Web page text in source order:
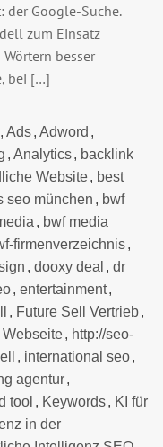
Google-Suche.
zum Einsatz
besser
bei […]
, Ads, Adword ,
, Analytics, backlink
Website, best
seo münchen , bwf
, bwf media
firmenverzeichnis,
, dooxy deal , dr
, entertainment,
, Future Sell Vertrieb,
Webseite, http://seo-
, international seo,
agentur,
tool , Keywords, KI für
in der